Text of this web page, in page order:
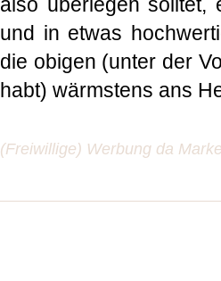
und in etwas
die obigen (unter der
habt) wärmstens ans
(Freiwillige) Werbung da